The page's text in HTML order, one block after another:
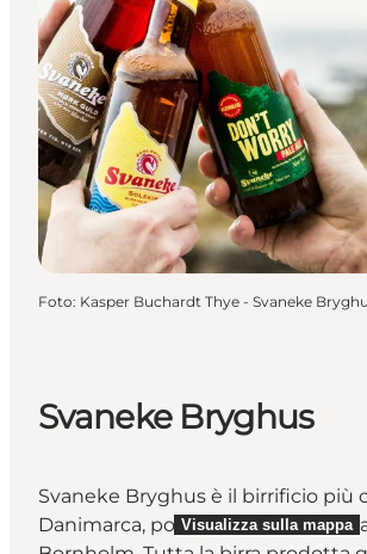
Foto: Kasper Buchardt Thye - Svaneke
Svaneke Bryghus
Svaneke Bryghus è il birrificio più
Danimarca, poiché si trova
Visualizza sulla mappa